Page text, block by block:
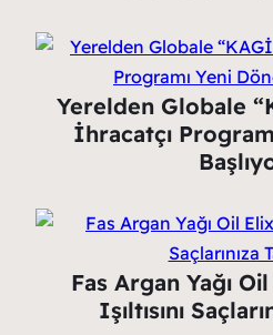
Yerelden Globale
İhracatçı
Fas Argan Yağı
Işıltısını